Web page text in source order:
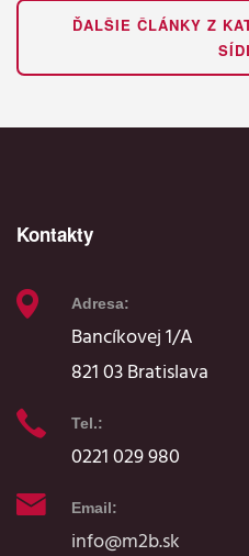
ĎALŠIE ČLÁNKY Z
Kontakty
Adresa:
Bancíkovej 1/A
821 03 Bratislava
Tel.:
0221 029 980
Email:
info@m2b.sk